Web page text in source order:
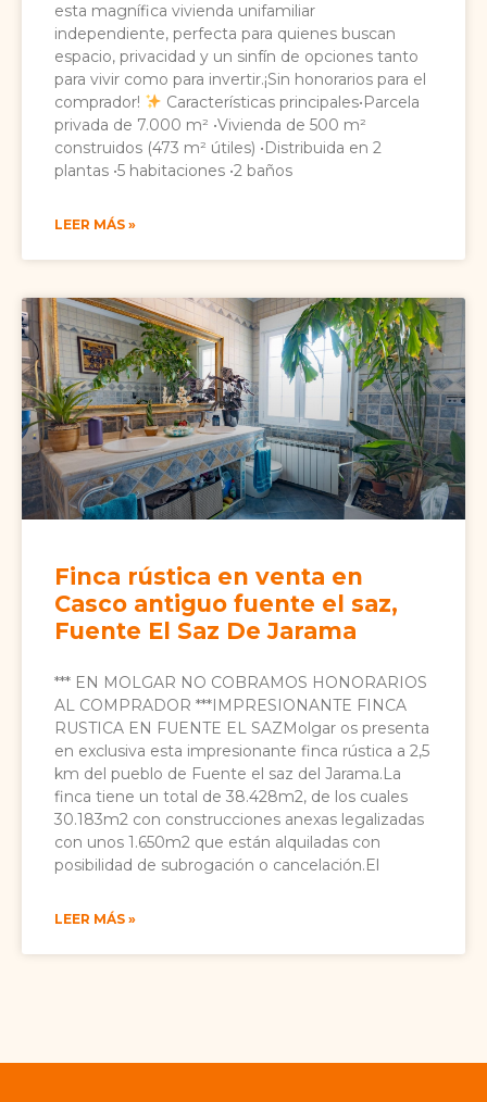
esta magnífica vivienda unifamiliar
independiente, perfecta para quienes buscan
espacio, privacidad y un sinfín de opciones tanto
para vivir como para invertir.¡Sin honorarios para el
comprador!
Características principales•Parcela
privada de 7.000 m² •Vivienda de 500 m²
construidos (473 m² útiles) •Distribuida en 2
plantas •5 habitaciones •2 baños
LEER MÁS »
Finca rústica en venta en
Casco antiguo fuente el saz,
Fuente El Saz De Jarama
*** EN MOLGAR NO COBRAMOS HONORARIOS
AL COMPRADOR ***IMPRESIONANTE FINCA
RUSTICA EN FUENTE EL SAZMolgar os presenta
en exclusiva esta impresionante finca rústica a 2,5
km del pueblo de Fuente el saz del Jarama.La
finca tiene un total de 38.428m2, de los cuales
30.183m2 con construcciones anexas legalizadas
con unos 1.650m2 que están alquiladas con
posibilidad de subrogación o cancelación.El
LEER MÁS »